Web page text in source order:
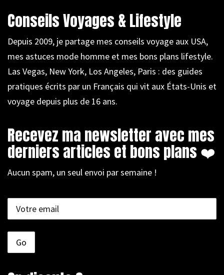
Conseils Voyages & Lifestyle
Depuis 2009, je partage mes conseils voyage aux USA,
mes astuces mode homme et mes bons plans lifestyle.
Las Vegas, New York, Los Angeles, Paris : des guides
pratiques écrits par un Français qui vit aux États-Unis et
voyage depuis plus de 16 ans.
Recevez ma newsletter avec mes
derniers articles et bons plans ❤️
Aucun spam, un seul envoi par semaine !